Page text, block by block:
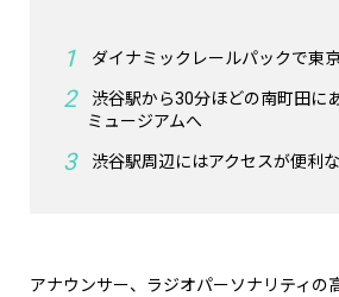
ダイナミックレールパックで東
渋谷駅から30分ほどの南町田に
ミュージアムへ
渋谷駅周辺にはアクセスが便利
アナウンサー、ラジオパーソナリティの